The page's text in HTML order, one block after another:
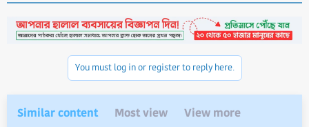
t
i
You must log in or register to reply here.
Similar content Most view View more